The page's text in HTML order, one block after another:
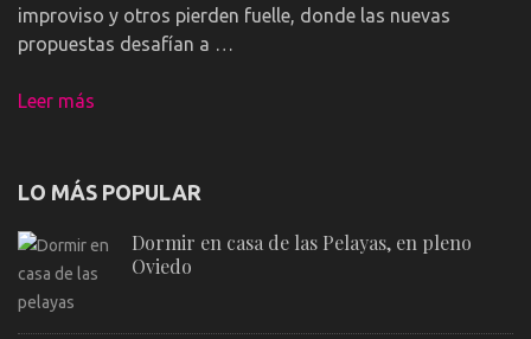
improviso y otros pierden fuelle, donde las nuevas
propuestas desafían a …
Leer más
LO MÁS POPULAR
Dormir en casa de las Pelayas, en pleno
Oviedo